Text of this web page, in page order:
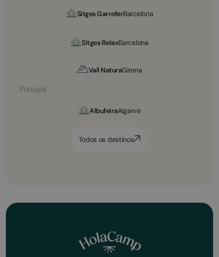
Sitges GarroferBarcelona
Sitges RelaxBarcelona
Vall NaturaGirona
Portugal
AlbufeiraAlgarve
Todos os destinos